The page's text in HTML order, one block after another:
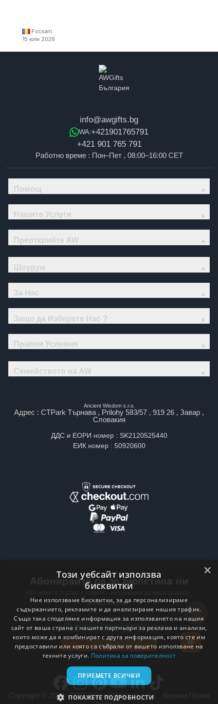
Focsani
15 юли 2026
info@awgifts.bg
WA:+421901765791
+421 901 765 791
Работно време : Пон–Пет , 08:00–16:00 CET
Помощ
Нашите Услуги
Преоткрийте AW
Шоурум
За Нас
Защо да Изберете Нас ?
Правни Условия
Семейството на AW
Ancient Wisdom s.r.o.
Адрес : CTPark Търнава , Prilohy 583/57 , 919 26 , Завар ,
Словакия
ДДС и ЕОРИ номер : SK2120525440
ЕИК номер : 50920600
Абонирайте се за бюлетина ни
всяка седмица .
Email address
Абонирай се
Copyright © 2017 - 2025 Ancient Wisdom s.r.o. . Всички Права
×
Този уебсайт използва
бисквитки
Ние използваме бисквитки, за да персонализираме
съдържанието, рекламите и да анализираме нашия трафик.
Също така споделяме информация за използването на нашия
сайт от ваша страна с нашите партньори за реклама и анализи,
които може да я комбинират с друга информация, която сте им
предоставили или която са събрали от вашето използване на
техните услуги. Политика за поверителност
ПРИЕМЕТЕ ВСИЧКИ
ПОКАЖЕТЕ ПОДРОБНОСТИ